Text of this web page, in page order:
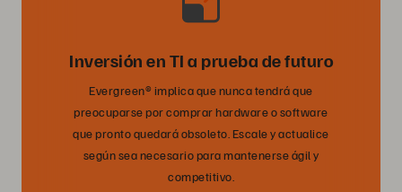
Inversión en TI a prueba de futuro
Evergreen® implica que nunca tendrá que
preocuparse por comprar hardware o software
que pronto quedará obsoleto. Escale y actualice
según sea necesario para mantenerse ágil y
competitivo.